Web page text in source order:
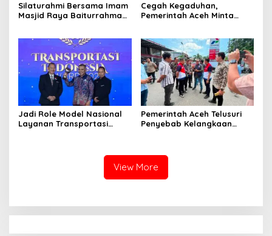
‎Silaturahmi Bersama Imam
Masjid Raya Baiturrahman,
Cegah Kegaduhan,
Pemerintah Aceh Minta
Jadi Role Model Nasional
Layanan Transportasi
Pemerintah Aceh Telusuri
Penyebab Kelangkaan
View More